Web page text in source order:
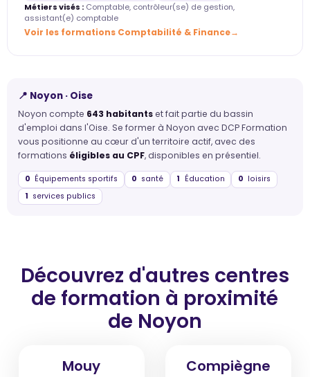
Métiers visés : Comptable, contrôleur(se) de gestion,
assistant(e) comptable
Voir les formations Comptabilité & Finance
📍 Noyon · Oise
Noyon compte 643 habitantset fait partie du bassin
d'emploi dans l'Oise. Se former à Noyon avec DCP Formation
vous positionne au cœur d'un territoire actif, avec des
formations éligibles au CPF, disponibles en présentiel.
0 Équipements sportifs 0 santé 1 Éducation 0 loisirs
1 services publics
Découvrez d'autres centres
de formation à proximité
de Noyon
Mouy Compiègne